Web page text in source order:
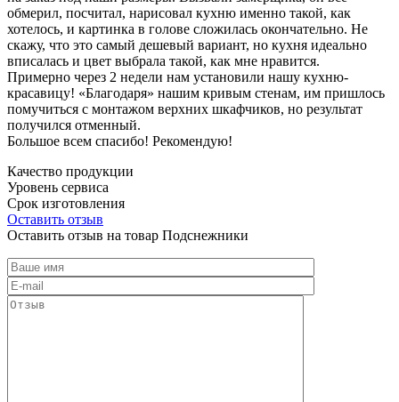
обмерил, посчитал, нарисовал кухню именно такой, как
хотелось, и картинка в голове сложилась окончательно. Не
скажу, что это самый дешевый вариант, но кухня идеально
вписалась и цвет выбрала такой, как мне нравится.
Примерно через 2 недели нам установили нашу кухню-
красавицу! «Благодаря» нашим кривым стенам, им пришлось
помучиться с монтажом верхних шкафчиков, но результат
получился отменный.
Большое всем спасибо! Рекомендую!
Качество продукции
Уровень сервиса
Срок изготовления
Оставить отзыв
Оставить отзыв на товар Подснежники